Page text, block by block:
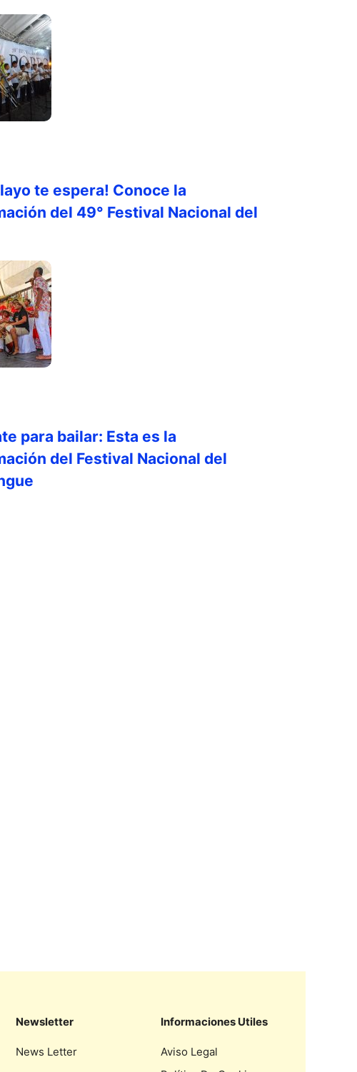
te espera! Conoce la
del 49° Festival Nacional del
para bailar: Esta es la
del Festival Nacional del
Newsletter
News Letter
Informaciones Utiles
Aviso Legal